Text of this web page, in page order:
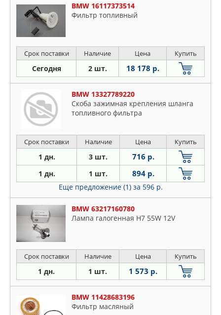
BMW 16117373514
Фильтр топливный
Срок поставки Наличие Цена Купить
Сегодня 2 шт. 18 178 р.
BMW 13327789220
Скоба зажимная крепления шланга
топливного фильтра
Срок поставки Наличие Цена Купить
1 дн. 3 шт. 716 р.
1 дн. 1 шт. 894 р.
Еще предложение (1) за 596 р.
BMW 63217160780
Лампа галогенная H7 55W 12V
Срок поставки Наличие Цена Купить
1 дн. 1 шт. 1 573 р.
BMW 11428683196
Фильтр масляный